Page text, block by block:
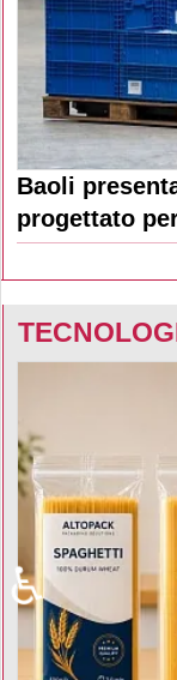
Baoli
progettato